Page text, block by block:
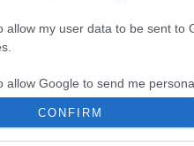
allow my user data to be sent to
allow Google to send me
allow Google to enable storage
CONFIRM